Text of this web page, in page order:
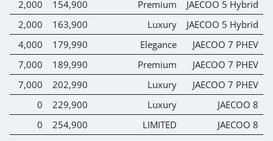
JAECOO 5 Hybrid
Premium
154,900
2,000
JAECOO 5 Hybrid
Luxury
163,900
2,000
JAECOO 7 PHEV
Elegance
179,990
4,000
JAECOO 7 PHEV
Premium
189,990
7,000
JAECOO 7 PHEV
Luxury
202,990
7,000
JAECOO 8
Luxury
229,900
0
JAECOO 8
LIMITED
254,900
0